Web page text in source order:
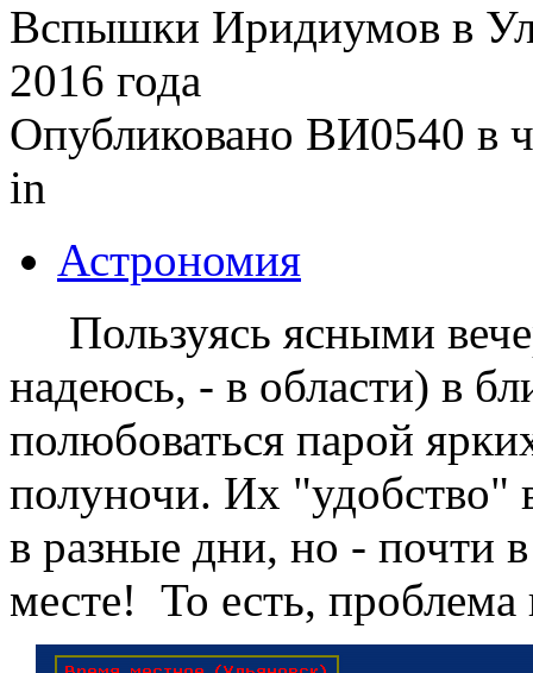
Вспышки Иридиумов в
2016 года
Опубликовано ВИ0540 в
in
Астрономия
Пользуясь ясными
надеюсь, - в области) в
полюбоваться парой
полуночи. Их "удобство"
в разные дни, но - почти
месте! То есть, проблема